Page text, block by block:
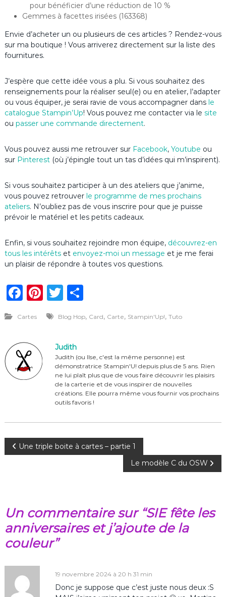
pour bénéficier d’une réduction de 10 %
Gemmes à facettes irisées (163368)
Envie d’acheter un ou plusieurs de ces articles ? Rendez-vous
sur ma boutique ! Vous arriverez directement sur la liste des
fournitures.
J’espère que cette idée vous a plu. Si vous souhaitez des
renseignements pour la réaliser seul(e) ou en atelier, l’adapter
ou vous équiper, je serai ravie de vous accompagner dans le
catalogue Stampin’Up! Vous pouvez me contacter via le site
ou passer une commande directement.
Vous pouvez aussi me retrouver sur Facebook, Youtube ou
sur Pinterest (où j’épingle tout un tas d’idées qui m’inspirent).
Si vous souhaitez participer à un des ateliers que j’anime,
vous pouvez retrouverle programme de mes prochains
ateliers. N’oubliez pas de vous inscrire pour que je puisse
prévoir le matériel et les petits cadeaux.
Enfin, si vous souhaitez rejoindre mon équipe, découvrez-en
tous les intérêtset envoyez-moi un message et je me ferai
un plaisir de répondre à toutes vos questions.
F
c
e
b
o
Pi
n
te
re
st
T
it
te
r
P
ta
er
Cartes Blog Hop, Card, Carte, Stampin'Up!, Tuto
Judith
Judith (ou Ilse, c'est la même personne) est
démonstratrice Stampin'U! depuis plus de 5 ans. Rien
ne lui plaît plus que de vous faire découvrir les plaisirs
de la carterie et de vous inspirer de nouvelles
créations. Elle pourra même vous fournir vos prochains
outils favoris !
N
i
g
a
Une triple boite à cartes – partie 1
Le modèle C du OSW
Un commentaire sur “SIE fête les
anniversaires et j’ajoute de la
couleur”
19 novembre 2024 à 20 h 31 min
Donc je suppose que c’est juste nous deux :S